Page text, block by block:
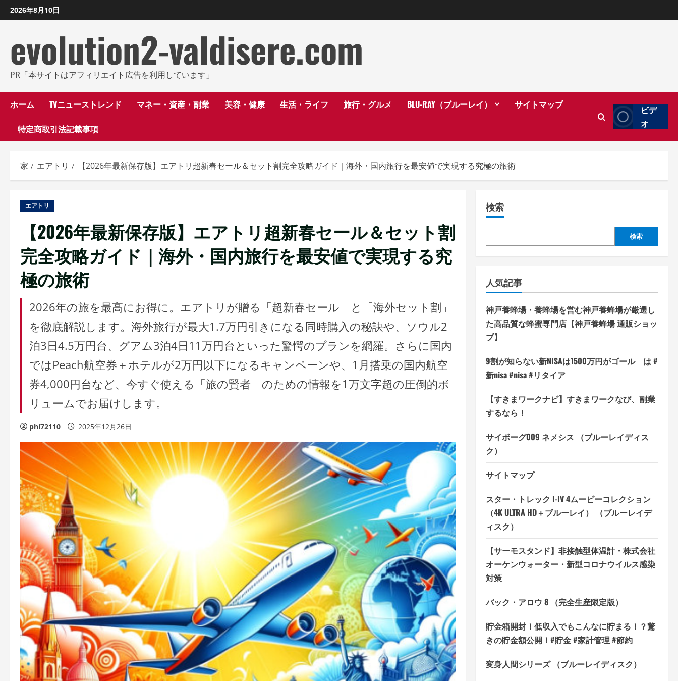
ン
し
2026年8月10日
evolution2-valdisere.com
PR「本サイトはアフィリエイト広告を利用しています」
ホーム TVニューストレンド マネー・資産・副業 美容・健康 生活・ライフ 旅行・グルメ BLU-RAY（ブルーレイ） サイトマップ
特定商取引法記載事項
ビデ
オ
家 エアトリ 【2026年最新保存版】エアトリ超新春セール＆セット割完全攻略ガイド｜海外・国内旅行を最安値で実現する究極の旅術
エアトリ
【2026年最新保存版】エアトリ超新春セール＆セット割
完全攻略ガイド｜海外・国内旅行を最安値で実現する究
極の旅術
2026年の旅を最高にお得に。エアトリが贈る「超新春セール」と「海外セット割」
を徹底解説します。海外旅行が最大1.7万円引きになる同時購入の秘訣や、ソウル2
泊3日4.5万円台、グアム3泊4日11万円台といった驚愕のプランを網羅。さらに国内
ではPeach航空券＋ホテルが2万円以下になるキャンペーンや、1月搭乗の国内航空
券4,000円台など、今すぐ使える「旅の賢者」のための情報を1万文字超の圧倒的ボ
リュームでお届けします。
phi72110 2025年12月26日
検索
検索
人気記事
神戸養蜂場・養蜂場を営む神戸養蜂場が厳選し
た高品質な蜂蜜専門店【神戸養蜂場 通販ショッ
プ】
9割が知らない新NISAは1500万円がゴール は #
新nisa #nisa #リタイア
【すきまワークナビ】すきまワークなび、副業
するなら！
サイボーグ009 ネメシス （ブルーレイディス
ク）
サイトマップ
スター・トレック I-IV 4ムービーコレクション
（4K ULTRA HD＋ブルーレイ） （ブルーレイデ
ィスク）
【サーモスタンド】非接触型体温計・株式会社
オーケンウォーター・新型コロナウイルス感染
対策
バック・アロウ 8 （完全生産限定版）
貯金箱開封！低収入でもこんなに貯まる！？驚
きの貯金額公開！#貯金 #家計管理 #節約
変身人間シリーズ （ブルーレイディスク）